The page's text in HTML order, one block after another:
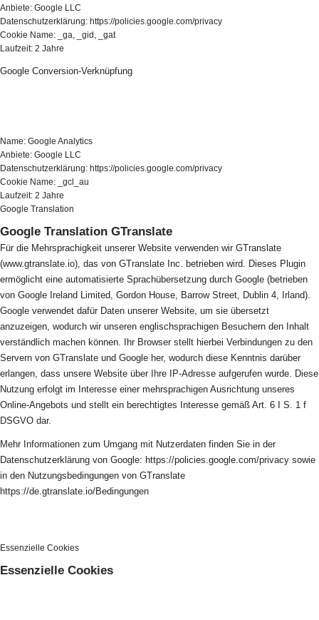
Anbiete: Google LLC
Datenschutzerklärung: https://policies.google.com/privacy
Cookie Name: _ga, _gid, _gat
Laufzeit: 2 Jahre
Google Conversion-Verknüpfung
Name: Google Analytics
Anbiete: Google LLC
Datenschutzerklärung: https://policies.google.com/privacy
Cookie Name: _gcl_au
Laufzeit: 2 Jahre
Google Translation
Google Translation GTranslate
Für die Mehrsprachigkeit unserer Website verwenden wir GTranslate
(www.gtranslate.io), das von GTranslate Inc. betrieben wird. Dieses Plugin
ermöglicht eine automatisierte Sprachübersetzung durch Google (betrieben
von Google Ireland Limited, Gordon House, Barrow Street, Dublin 4, Irland).
Google verwendet dafür Daten unserer Website, um sie übersetzt
anzuzeigen, wodurch wir unseren englischsprachigen Besuchern den Inhalt
verständlich machen können. Ihr Browser stellt hierbei Verbindungen zu den
Servern von GTranslate und Google her, wodurch diese Kenntnis darüber
erlangen, dass unsere Website über Ihre IP-Adresse aufgerufen wurde. Diese
Nutzung erfolgt im Interesse einer mehrsprachigen Ausrichtung unseres
Online-Angebots und stellt ein berechtigtes Interesse gemäß Art. 6 I S. 1 f
DSGVO dar.
Mehr Informationen zum Umgang mit Nutzerdaten finden Sie in der
Datenschutzerklärung von Google: https://policies.google.com/privacy sowie
in den Nutzungsbedingungen von GTranslate
https://de.gtranslate.io/Bedingungen
Essenzielle Cookies
Essenzielle Cookies